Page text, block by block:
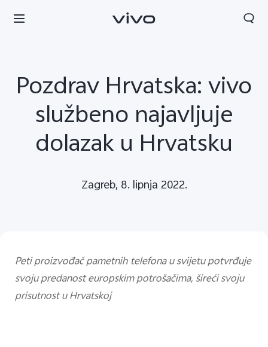
Pozdrav Hrvatska: vivo
službeno najavljuje
dolazak u Hrvatsku
Zagreb, 8. lipnja 2022.
Peti proizvođač pametnih telefona u svijetu potvrđuje
svoju predanost europskim potrošačima, šireći svoju
prisutnost u Hrvatskoj